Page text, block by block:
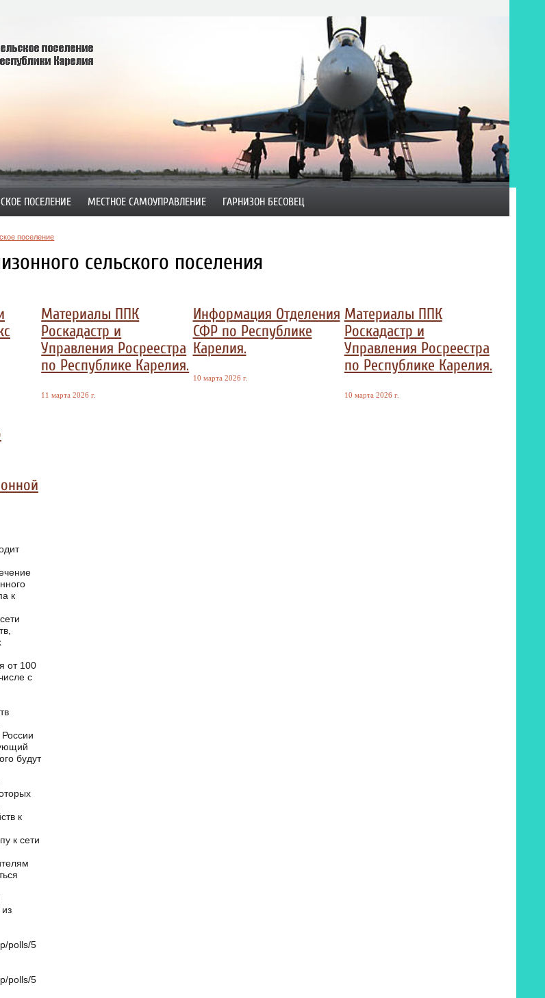
ПОСЕЛЕНИЕ МЕСТНОЕ САМОУПРАВЛЕНИЕ ГАРНИЗОН БЕСОВЕЦ
поселение
сельского поселения
к
от 100
с
будут
к
к сети
polls/5
polls/5
Материалы ППК
Роскадастр и
Управления Росреестра
по Республике Карелия.
11 марта 2026 г.
Информация Отделения
СФР по Республике
Карелия.
10 марта 2026 г.
Материалы ППК
Роскадастр и
Управления Росреестра
по Республике Карелия.
10 марта 2026 г.